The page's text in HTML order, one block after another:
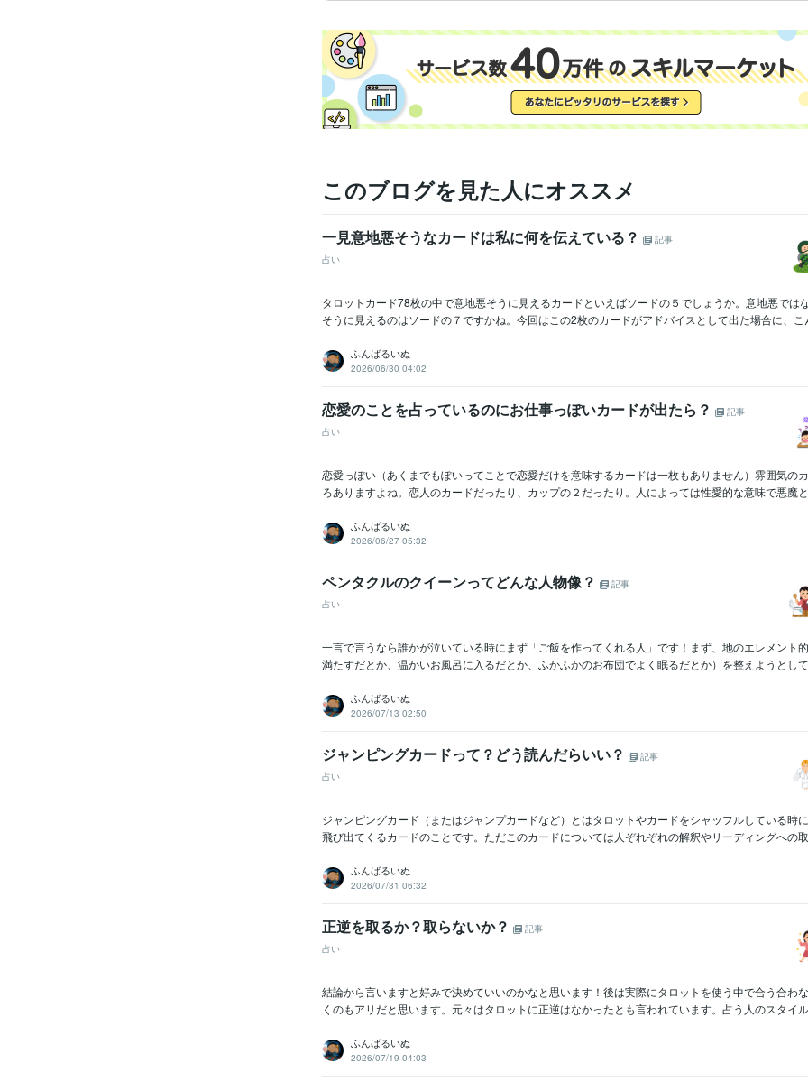
このブログを見た人にオススメ
一見意地悪そうなカードは私に何を伝えている？
記事
占い
タロットカード78枚の中で意地悪そうに見えるカードといえばソードの５でしょうか。意地悪では
そうに見えるのはソードの７ですかね。今回はこの2枚のカードがアドバイスとして出た場合に、こ
ふんばるいぬ
2026/06/30 04:02
恋愛のことを占っているのにお仕事っぽいカードが出たら？
記事
占い
恋愛っぽい（あくまでもぽいってことで恋愛だけを意味するカードは一枚もありません）雰囲気の
ろありますよね。恋人のカードだったり、カップの２だったり。人によっては性愛的な意味で悪魔
ふんばるいぬ
2026/06/27 05:32
ペンタクルのクイーンってどんな人物像？
記事
占い
一言で言うなら誰かが泣いている時にまず「ご飯を作ってくれる人」です！まず、地のエレメント
満たすだとか、温かいお風呂に入るだとか、ふかふかのお布団でよく眠るだとか）を整えようとし
ふんばるいぬ
2026/07/13 02:50
ジャンピングカードって？どう読んだらいい？
記事
占い
ジャンピングカード（またはジャンプカードなど）とはタロットやカードをシャッフルしている時
飛び出てくるカードのことです。ただこのカードについては人ぞれぞれの解釈やリーディングへの
ふんばるいぬ
2026/07/31 06:32
正逆を取るか？取らないか？
記事
占い
結論から言いますと好みで決めていいのかなと思います！後は実際にタロットを使う中で合う合わ
くのもアリだと思います。元々はタロットに正逆はなかったとも言われています。占う人のスタイ
ふんばるいぬ
2026/07/19 04:03